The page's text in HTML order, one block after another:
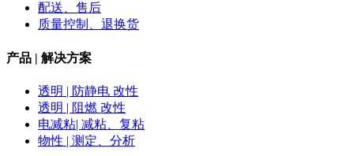
配送、售后
质量控制、退换货
产品 | 解决方案
透明 | 防静电 改性
透明 | 阻燃 改性
电减粘| 减粘、复粘
物性 | 测定、分析